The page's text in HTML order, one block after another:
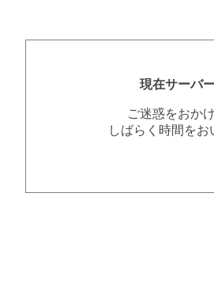
現在サーバ
ご迷惑をおか
しばらく時間を